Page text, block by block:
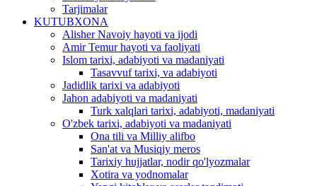
Tarjimalar
KUTUBXONA
Alisher Navoiy hayoti va ijodi
Amir Temur hayoti va faoliyati
Islom tarixi, adabiyoti va madaniyati
Tasavvuf tarixi, va adabiyoti
Jadidlik tarixi va adabiyoti
Jahon adabiyoti va madaniyati
Turk xalqlari tarixi, adabiyoti, madaniyati
O'zbek tarixi, adabiyoti va madaniyati
Ona tili va Milliy alifbo
San'at va Musiqiy meros
Tarixiy hujjatlar, nodir qo'lyozmalar
Xotira va yodnomalar